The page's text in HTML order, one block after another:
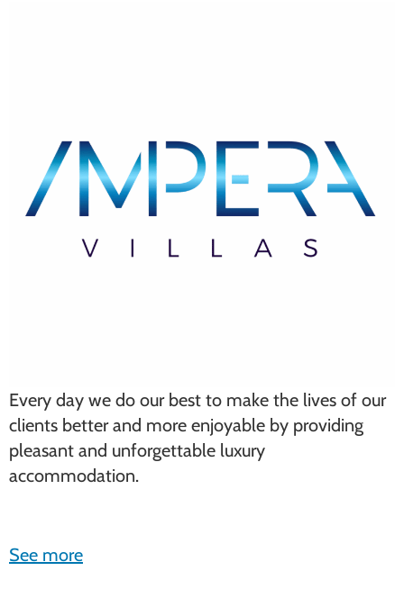
Every day we do our best to make the lives of our
clients better and more enjoyable by providing
pleasant and unforgettable luxury
accommodation.
See more